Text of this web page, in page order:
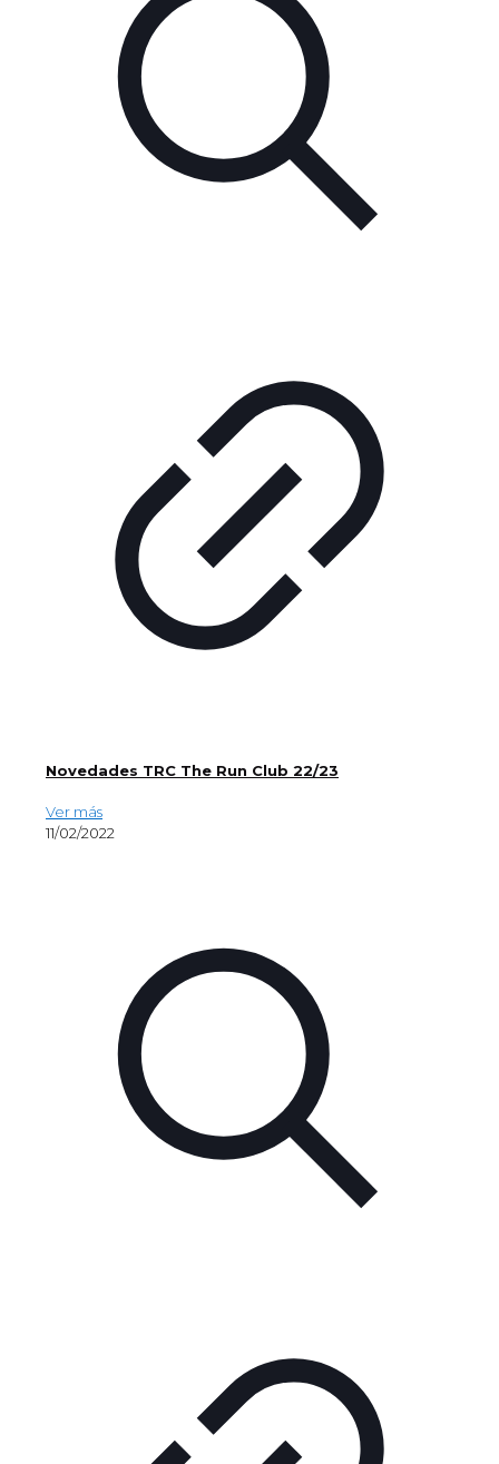
Novedades TRC The Run Club 22/23
Ver más
11/02/2022